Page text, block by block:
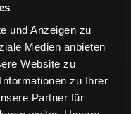
und Anzeigen zu
Medien anbieten
Website zu
zu Ihrer
Partner für